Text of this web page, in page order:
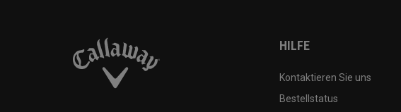
HILFE
Kontaktieren Sie uns
Bestellstatus